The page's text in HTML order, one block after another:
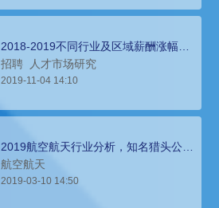
2018-2019不同行业及区域薪酬涨幅特
点以及企业招聘建议
招聘 人才市场研究
2019-11-04 14:10
2019航空航天行业分析，知名猎头公司
薪酬报告来分析
航空航天
2019-03-10 14:50